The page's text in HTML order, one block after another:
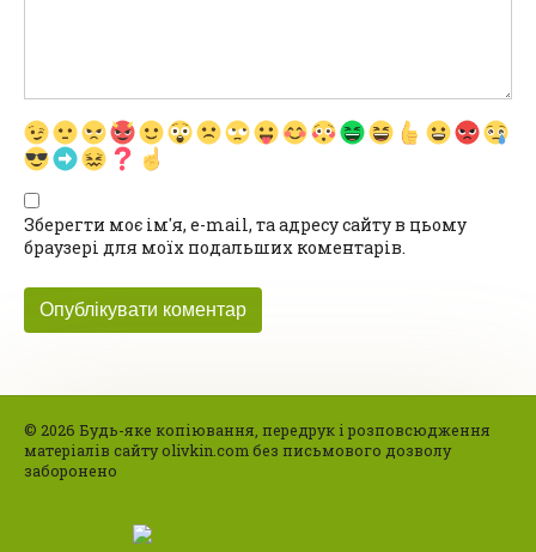
Зберегти моє ім'я, e-mail, та адресу сайту в цьому
браузері для моїх подальших коментарів.
© 2026 Будь-яке копіювання, передрук і розповсюдження
матеріалів сайту olivkin.com без письмового дозволу
заборонено